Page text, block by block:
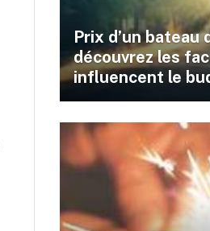
Prix d’un bateau
découvrez les
influencent le